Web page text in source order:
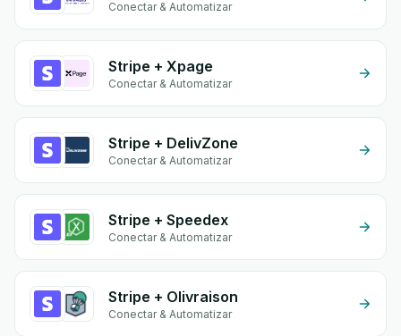
Conectar & Automatizar
Stripe + Xpage
Conectar & Automatizar
Stripe + DelivZone
Conectar & Automatizar
Stripe + Speedex
Conectar & Automatizar
Stripe + Olivraison
Conectar & Automatizar